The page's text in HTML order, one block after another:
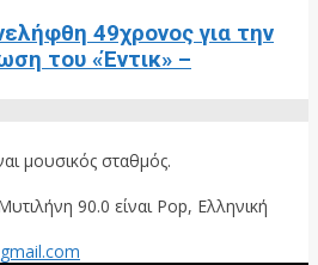
49χρονος για την
του «Έντικ» –
μουσικός σταθμός.
90.0 είναι Pop, Ελληνική